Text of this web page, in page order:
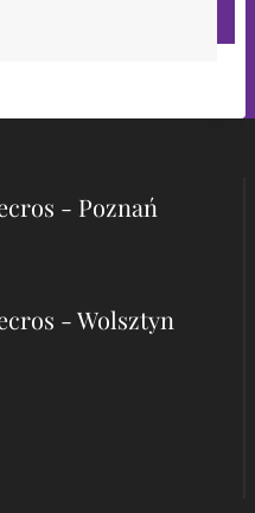
- Poznań
- Wolsztyn